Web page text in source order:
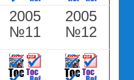
2005
№11
2005
№12